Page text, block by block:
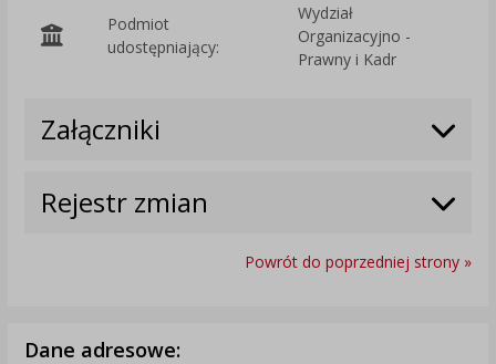
Podmiot
udostępniający:
Wydział
Organizacyjno -
Prawny i Kadr
Załączniki
Rejestr zmian
Powrót do poprzedniej strony »
Dane adresowe: